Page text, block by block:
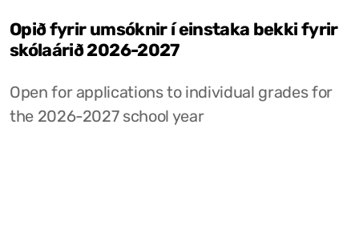
Opið fyrir umsóknir í einstaka bekki fyrir
skólaárið 2026-2027
Open for applications to individual grades for
the 2026-2027 school year